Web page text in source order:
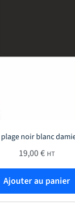
noir blanc
19,00€ HT
Ajouter au panier